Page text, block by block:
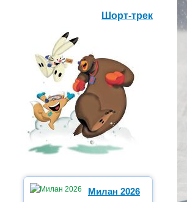
Шорт-трек
Милан 2026